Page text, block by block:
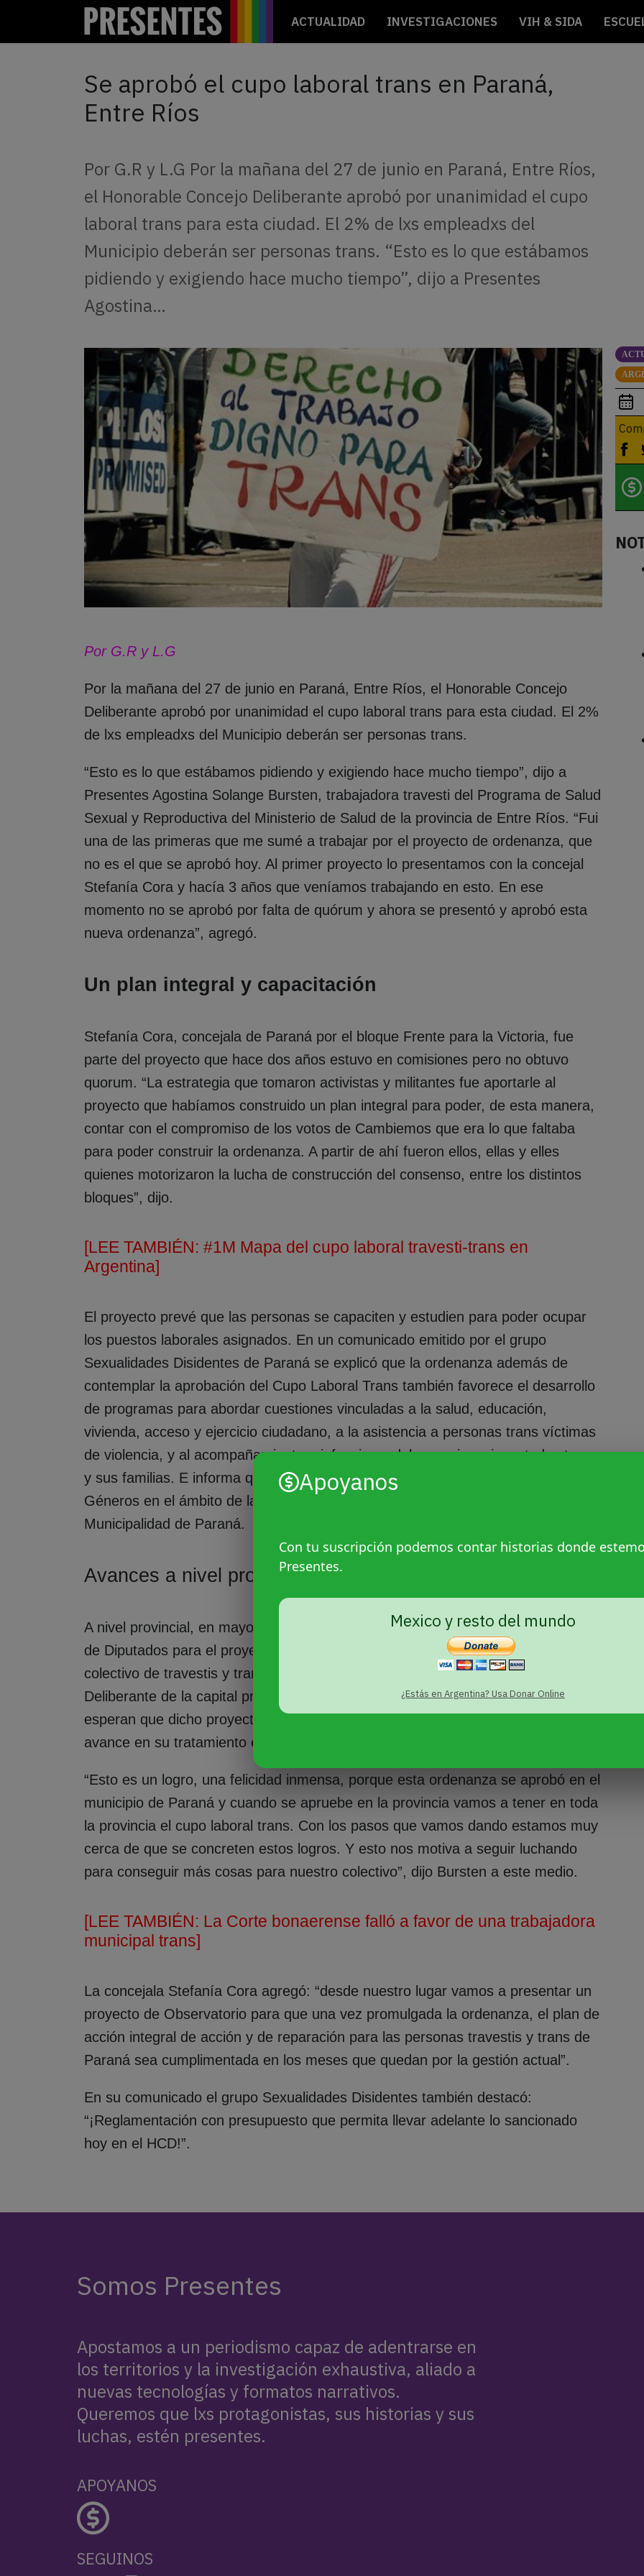
ACTUALIDAD INVESTIGACIONES VIH & SIDA
Apoyanos
Con tu suscripción podemos contar historias donde
Presentes.
Mexico y resto del mundo
¿Estás en Argentina? Usa Donar Online
Se aprobó el cupo laboral trans en Paraná,
Entre Ríos
Por G.R y L.G Por la mañana del 27 de junio en Paraná, Entre Ríos,
el Honorable Concejo Deliberante aprobó por unanimidad el cupo
laboral trans para esta ciudad. El 2% de lxs empleadxs del
Municipio deberán ser personas trans. “Esto es lo que estábamos
pidiendo y exigiendo hace mucho tiempo”, dijo a Presentes
Agostina…
Por G.R y L.G
Por la mañana del 27 de junio en Paraná, Entre Ríos, el Honorable Concejo
Deliberante aprobó por unanimidad el cupo laboral trans para esta ciudad. El 2%
de lxs empleadxs del Municipio deberán ser personas trans.
“Esto es lo que estábamos pidiendo y exigiendo hace mucho tiempo”, dijo a
Presentes Agostina Solange Bursten, trabajadora travesti del Programa de Salud
Sexual y Reproductiva del Ministerio de Salud de la provincia de Entre Ríos. “Fui
una de las primeras que me sumé a trabajar por el proyecto de ordenanza, que
no es el que se aprobó hoy. Al primer proyecto lo presentamos con la concejal
Stefanía Cora y hacía 3 años que veníamos trabajando en esto. En ese
momento no se aprobó por falta de quórum y ahora se presentó y aprobó esta
nueva ordenanza”, agregó.
Un plan integral y capacitación
Stefanía Cora, concejala de Paraná por el bloque Frente para la Victoria, fue
parte del proyecto que hace dos años estuvo en comisiones pero no obtuvo
quorum. “La estrategia que tomaron activistas y militantes fue aportarle al
proyecto que habíamos construido un plan integral para poder, de esta manera,
contar con el compromiso de los votos de Cambiemos que era lo que faltaba
para poder construir la ordenanza. A partir de ahí fueron ellos, ellas y elles
quienes motorizaron la lucha de construcción del consenso, entre los distintos
bloques”, dijo.
[LEE TAMBIÉN:#1M Mapa del cupo laboral travesti-trans en
Argentina]
El proyecto prevé que las personas se capaciten y estudien para poder ocupar
los puestos laborales asignados. En un comunicado emitido por el grupo
Sexualidades Disidentes de Paraná se explicó que la ordenanza además de
contemplar la aprobación del Cupo Laboral Trans también favorece el desarrollo
de programas para abordar cuestiones vinculadas a la salud, educación,
vivienda, acceso y ejercicio ciudadano, a la asistencia a personas trans víctimas
de violencia, y al acompañamiento a infancias, adolescencias y juventudes trans
y sus familias. E informa que se crea la Dirección de Diversidad Sexual y
Géneros en el ámbito de la Secretaría General y de Derechos Humanos de la
Municipalidad de Paraná.
Avances a nivel provincial
A nivel provincial, en mayo de este año se obtuvo media sanción en la Cámara
de Diputados para el proyecto de ley que promueve derechos laborales para el
colectivo de travestis y trans. Con la aprobación de la ordenanza en el Concejo
Deliberante de la capital provincial, desde el movimiento de las disidencias
esperan que dicho proyecto de ley -de autoría de la diputada Emilce Pross-
avance en su tratamiento en el Senado.
“Esto es un logro, una felicidad inmensa, porque esta ordenanza se aprobó en el
municipio de Paraná y cuando se apruebe en la provincia vamos a tener en toda
la provincia el cupo laboral trans. Con los pasos que vamos dando estamos muy
cerca de que se concreten estos logros. Y esto nos motiva a seguir luchando
para conseguir más cosas para nuestro colectivo”, dijo Bursten a este medio.
[LEE TAMBIÉN: La Corte bonaerense falló a favor de una trabajadora
municipal trans]
La concejala Stefanía Cora agregó: “desde nuestro lugar vamos a presentar un
proyecto de Observatorio para que una vez promulgada la ordenanza, el plan de
acción integral de acción y de reparación para las personas travestis y trans de
Paraná sea cumplimentada en los meses que quedan por la gestión actual”.
En su comunicado el grupo Sexualidades Disidentes también destacó:
“¡Reglamentación con presupuesto que permita llevar adelante lo sancionado
hoy en el HCD!”.
Somos Presentes
Apostamos a un periodismo capaz de adentrarse en
los territorios y la investigación exhaustiva, aliado a
nuevas tecnologías y formatos narrativos.
Queremos que lxs protagonistas, sus historias y sus
luchas, estén presentes.
APOYANOS
SEGUINOS